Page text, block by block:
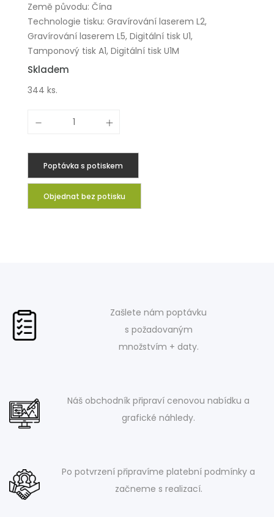
Země původu: Čína
Technologie tisku: Gravírování laserem L2,
Gravírování laserem L5, Digitální tisk U1,
Tamponový tisk A1, Digitální tisk U1M
Skladem
344 ks.
Poptávka s potiskem
Objednat bez potisku
Zašlete nám poptávku
s požadovaným
množstvím + daty.
Náš obchodník připraví cenovou nabídku a
grafické náhledy.
Po potvrzení připravíme platební podmínky a
začneme s realizací.